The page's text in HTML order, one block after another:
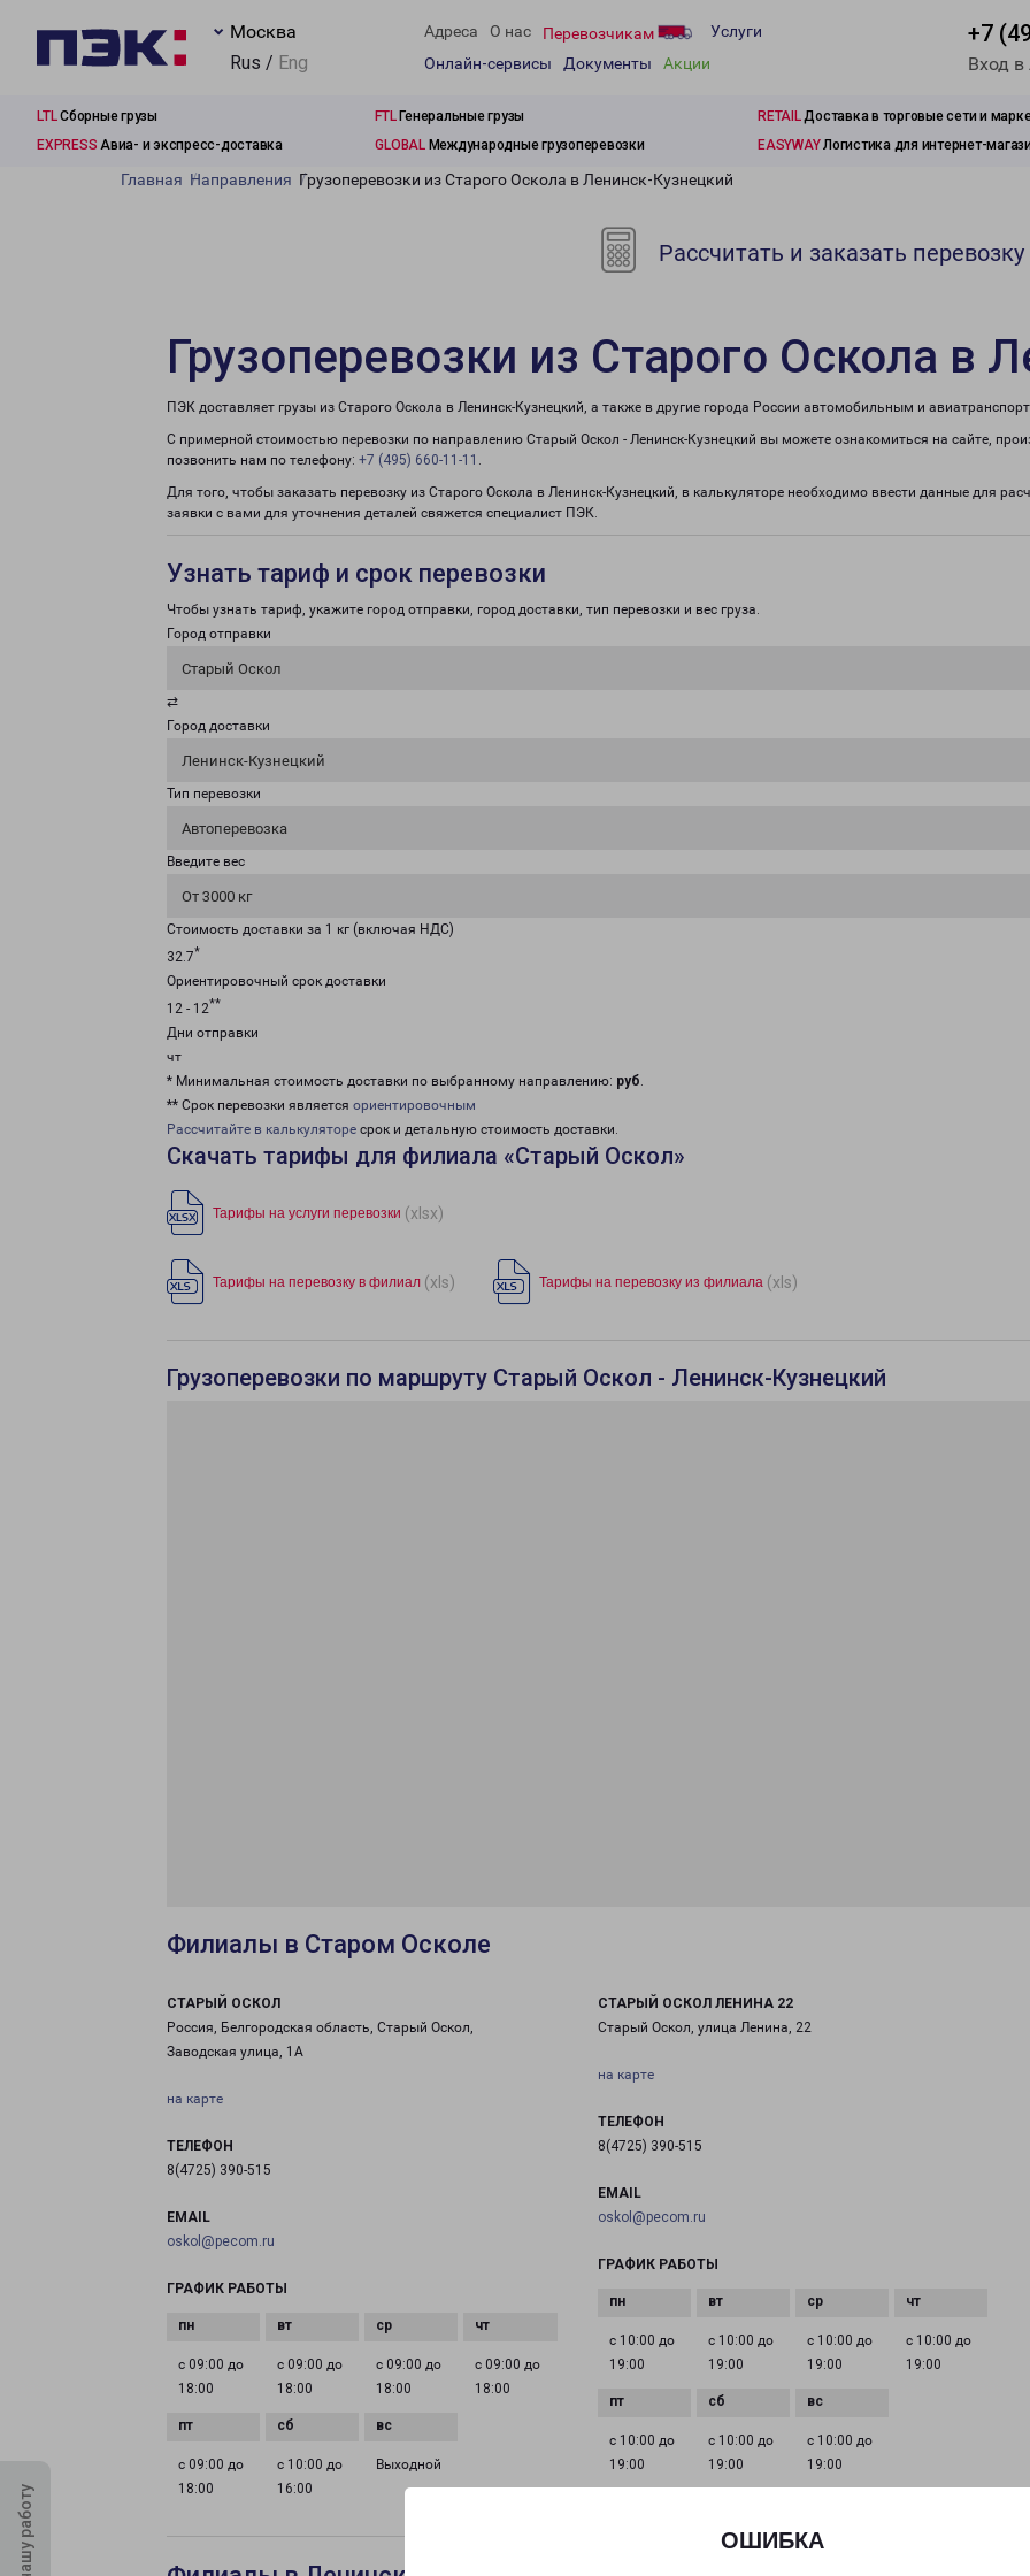
ОШИБКА
Москва
Rus / Eng
Адреса О нас Перевозчикам
Услуги
Онлайн-сервисы
Документы Акции
+7
Вход
LTLСборные грузы FTLГенеральные грузы RETAILДоставка в торговые сети и
EXPRESS Авиа- и экспресс-доставка GLOBALМеждународные грузоперевозки EASYWAYЛогистика для интернет-
Главная Направления Грузоперевозки из Старого Оскола в Ленинск-Кузнецкий
Рассчитать и заказать перевозку
Грузоперевозки из Старого Оскола в
ПЭК доставляет грузы из Старого Оскола в Ленинск-Кузнецкий, а также в другие города России автомобильным и
С примерной стоимостью перевозки по направлению Старый Оскол - Ленинск-Кузнецкий вы можете ознакомиться на сайте,
позвонить нам по телефону: +7 (495) 660-11-11 .
Для того, чтобы заказать перевозку из Старого Оскола в Ленинск-Кузнецкий, в калькуляторе необходимо ввести данные для
заявки с вами для уточнения деталей свяжется специалист ПЭК.
Узнать тариф и срок перевозки
Чтобы узнать тариф, укажите город отправки, город доставки, тип перевозки и вес груза.
Город отправки
Старый Оскол
⇄
Город доставки
Ленинск-Кузнецкий
Тип перевозки
Автоперевозка
Введите вес
От 3000 кг
Стоимость доставки за 1 кг (включая НДС)
32.7*
Ориентировочный срок доставки
12 - 12**
Дни отправки
чт
* Минимальная стоимость доставки по выбранному направлению: руб.
** Срок перевозки является ориентировочным
Рассчитайте в калькуляторе срок и детальную стоимость доставки.
Скачать тарифы для филиала «Старый Оскол»
Тарифы на услуги перевозки (xlsx)
Тарифы на перевозку в филиал (xls) Тарифы на перевозку из филиала (xls)
Грузоперевозки по маршруту Старый Оскол - Ленинск-Кузнецкий
Филиалы в Старом Осколе
СТАРЫЙ ОСКОЛ
Россия, Белгородская область, Старый Оскол,
Заводская улица, 1А
на карте
ТЕЛЕФОН
8(4725) 390-515
EMAIL
oskol@pecom.ru
ГРАФИК РАБОТЫ
с 09:00 до
18:00
с 09:00 до
18:00
с 09:00 до
18:00
с 09:00 до
18:00
с 09:00 до
18:00
с 10:00 до
16:00
Выходной
СТАРЫЙ ОСКОЛ ЛЕНИНА 22
Старый Оскол, улица Ленина, 22
на карте
ТЕЛЕФОН
8(4725) 390-515
EMAIL
oskol@pecom.ru
ГРАФИК РАБОТЫ
с 10:00 до
19:00
с 10:00 до
19:00
с 10:00 до
19:00
с 10:00 до
19:00
с 10:00 до
19:00
с 10:00 до
19:00
с 10:00 до
19:00